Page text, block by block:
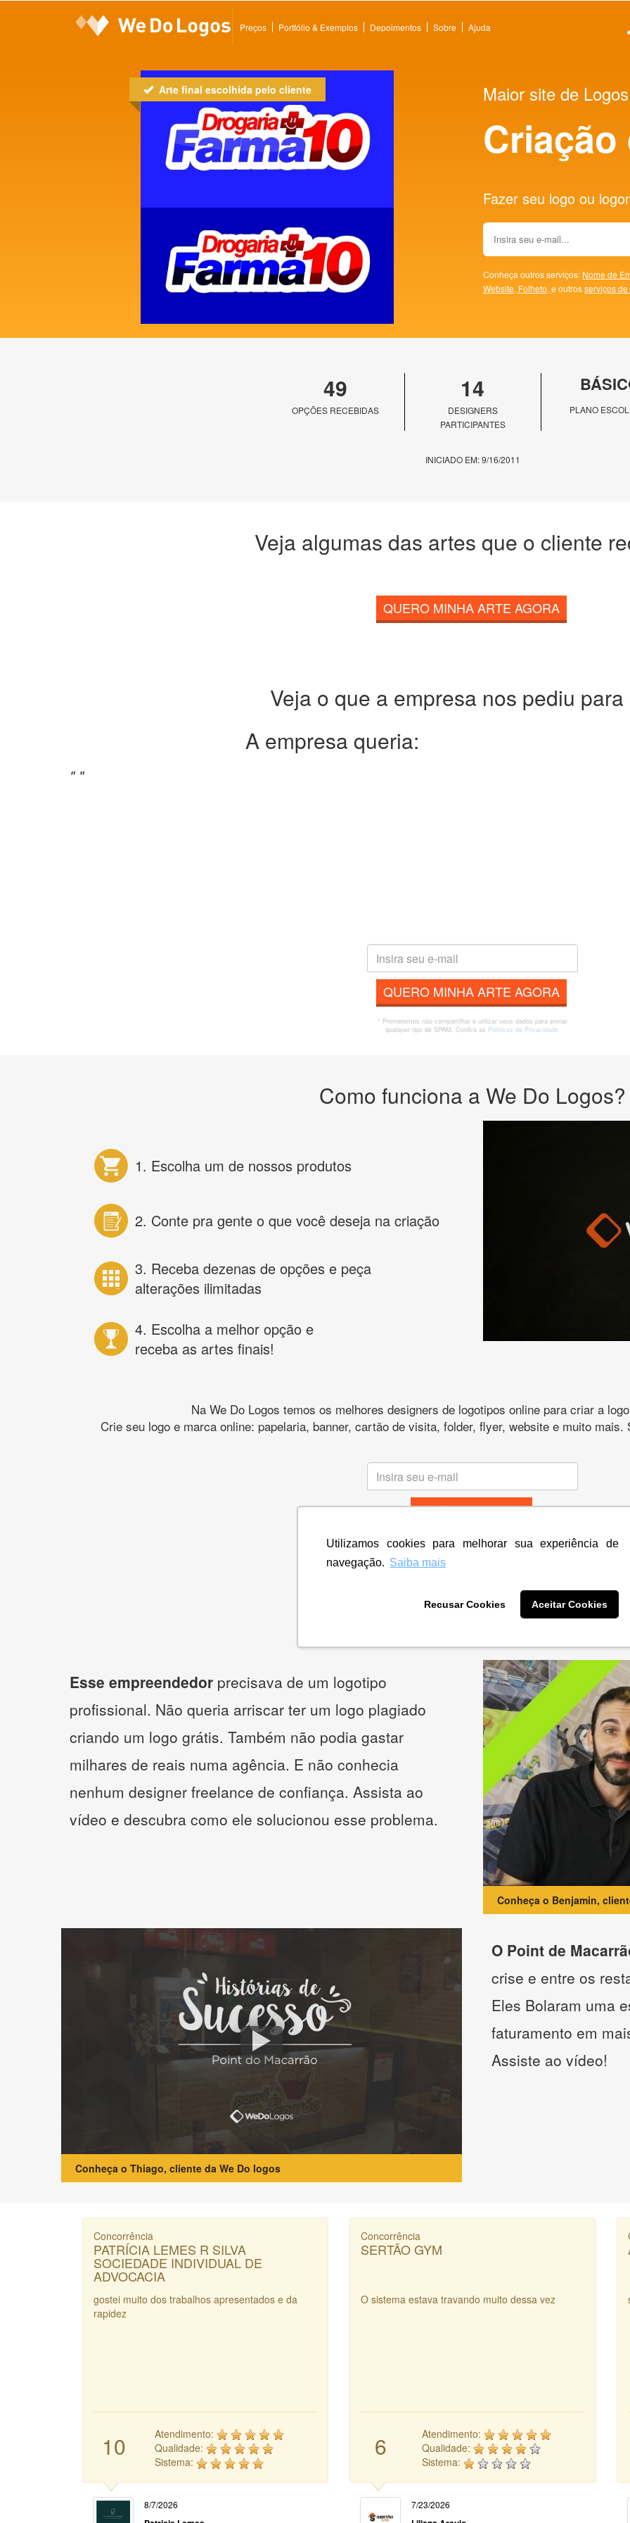
Utilizamos cookies para melhorar sua experiência de
navegação. Saiba mais
Recusar Cookies Aceitar Cookies
Preços Portfólio & Exemplos Depoimentos Sobre Ajuda
Arte final escolhida pelo cliente Maior site de
Criação
Fazer seu logo ou
Conheça outros serviços: Nome de
Website, Folheto, e outrosserviços
49
OPÇÕES RECEBIDAS
14
DESIGNERS
PARTICIPANTES
PLANO
INICIADO EM: 9/16/2011
Veja algumas das artes que o cliente
QUERO MINHA ARTE AGORA
Veja o que a empresa nos pediu para
A empresa queria:
" "
QUERO MINHA ARTE AGORA
* Prometemos não compartilhar e utilizar seus dados para enviar
qualquer tipo de SPAM. Confira as Políticas de Privacidade.
Como funciona a We Do Logos?
1. Escolha um de nossos produtos
2. Conte pra gente o que você deseja na criação
3. Receba dezenas de opções e peça
alterações ilimitadas
4. Escolha a melhor opção e
receba as artes finais!
Na We Do Logos temos os melhores designers de logotipos online para criar a
Crie seu logo e marca online: papelaria, banner, cartão de visita, folder, flyer, website e muito
CRIE SUA MARCA
* Prometemos não compartilhar e utilizar seus dados para enviar
qualquer tipo de SPAM. Confira asPolíticas de Privacidade.
O que os nossos clientes
Esse empreendedor precisava de um logotipo
profissional. Não queria arriscar ter um logo plagiado
criando um logo grátis. Também não podia gastar
milhares de reais numa agência. E não conhecia
nenhum designer freelance de confiança. Assista ao
vídeo e descubra como ele solucionou esse problema.
Conheça o Benjamin,
Conheça o Thiago, cliente da We Do logos
O Point de
crise e entre os
Eles Bolaram uma
faturamento em
Assiste ao vídeo!
Concorrência
PATRÍCIA LEMES R SILVA
SOCIEDADE INDIVIDUAL DE
ADVOCACIA
gostei muito dos trabalhos apresentados e da
rapidez
10
Atendimento:
Qualidade:
Sistema:
8/7/2026
Concorrência
SERTÃO GYM
O sistema estava travando muito dessa vez
6
Atendimento:
Qualidade:
Sistema:
7/23/2026